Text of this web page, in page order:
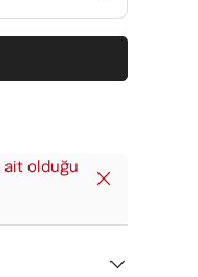
olduğu
Kapat